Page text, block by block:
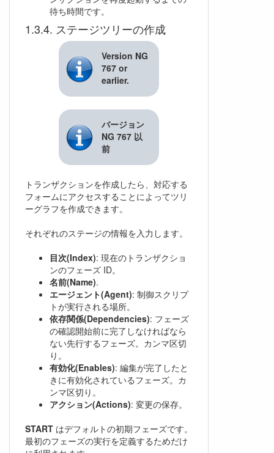
待ち時間です。
ステージツリーの作成
Version NG
767 or
earlier.
バージョン
NG 767 以
前
トランザクションを作成したら、対応する
フォームにアクセスすることによってツリ
ーグラフを作成できます。
それぞれのステージの情報を入力します。
目次(Index): 現在のトランザクショ
ンのフェーズ ID。
名前(Name).
エージェント(Agent): 制御スクリプ
トが実行される場所。
依存関係(Dependencies): フェーズ
の確認開始前に完了しなければなら
ない先行するフェーズ。カンマ区切
り。
有効化(Enables): 編集が完了したと
きに有効化されているフェーズ。カ
ンマ区切り。
アクション(Actions): 変更の保存。
START はデフォルトの初期フェーズです。
最初のフェーズの実行を定義するためだけ